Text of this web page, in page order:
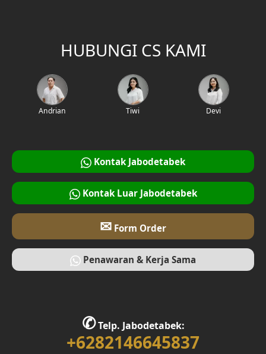
HUBUNGI CS KAMI
Andrian Tiwi Devi
Kontak Jabodetabek
Kontak Luar Jabodetabek
✉ Form Order
Penawaran & Kerja Sama
✆Telp. Jabodetabek:
+6282146645837